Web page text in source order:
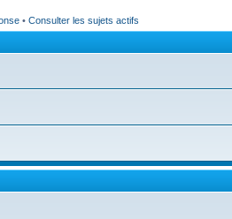
• Consulter les sujets actifs